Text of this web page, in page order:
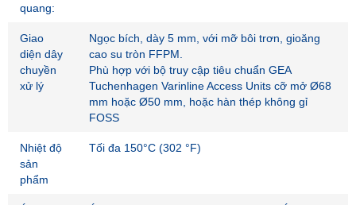
quang:
Giao
diện dây
chuyền
xử lý
Ngọc bích, dày 5 mm, với mỡ bôi trơn, gioăng
cao su tròn FFPM.
Phù hợp với bộ truy cập tiêu chuẩn GEA
Tuchenhagen Varinline Access Units cỡ mở Ø68
mm hoặc Ø50 mm, hoặc hàn thép không gỉ
FOSS
Nhiệt độ
sản
phẩm
Tối đa 150°C (302 °F)